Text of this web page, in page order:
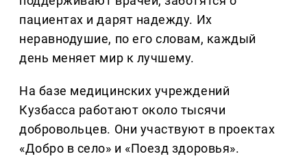
пациентах и дарят надежду. Их
неравнодушие, по его словам, каждый
день меняет мир к лучшему.
На базе медицинских учреждений
Кузбасса работают около тысячи
добровольцев. Они участвуют в проектах
«Добро в село» и «Поезд здоровья».